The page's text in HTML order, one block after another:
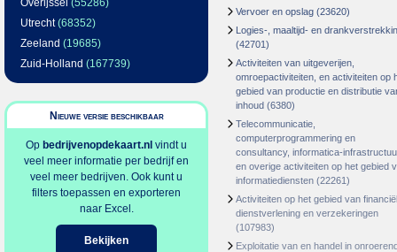
Overijssel (55286)
Utrecht(68352)
Zeeland (19685)
Zuid-Holland (167739)
Nieuwe versie beschikbaar
Op bedrijvenopdekaart.nl vindt u
veel meer informatie per bedrijf en
veel meer bedrijven. Ook kunt u
filters toepassen en exporteren
naar Excel.
Bekijken
Vervoer en opslag (23620)
Logies-, maaltijd- en
(42701)
Activiteiten van uitgeverijen,
omroepactiviteiten, en activiteiten op
gebied van productie en distributie
inhoud (6380)
Telecommunicatie,
computerprogrammering en
consultancy, informatica-
en overige activiteiten op het gebied
informatiediensten (22261)
Activiteiten op het gebied van
dienstverlening en verzekeringen
(107983)
Exploitatie van en handel in